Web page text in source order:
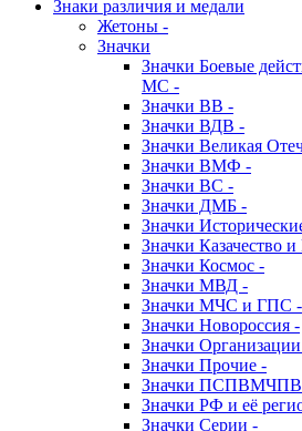
Знаки различия и медали
Жетоны -
Значки
Значки Боевые
МС -
Значки ВВ -
Значки ВДВ -
Значки Великая
Значки ВМФ -
Значки ВС -
Значки ДМБ -
Значки
Значки Казачество
Значки Космос -
Значки МВД -
Значки МЧС и ГПС -
Значки Новороссия -
Значки
Значки Прочие -
Значки
Значки РФ и её
Значки Серии -